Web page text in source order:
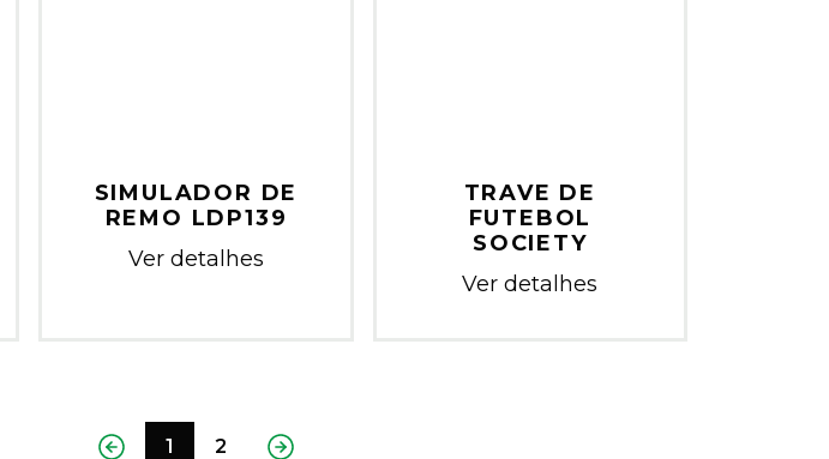
SIMULADOR DE
REMO LDP139
Ver detalhes
TRAVE DE
FUTEBOL
SOCIETY
Ver detalhes
1 2